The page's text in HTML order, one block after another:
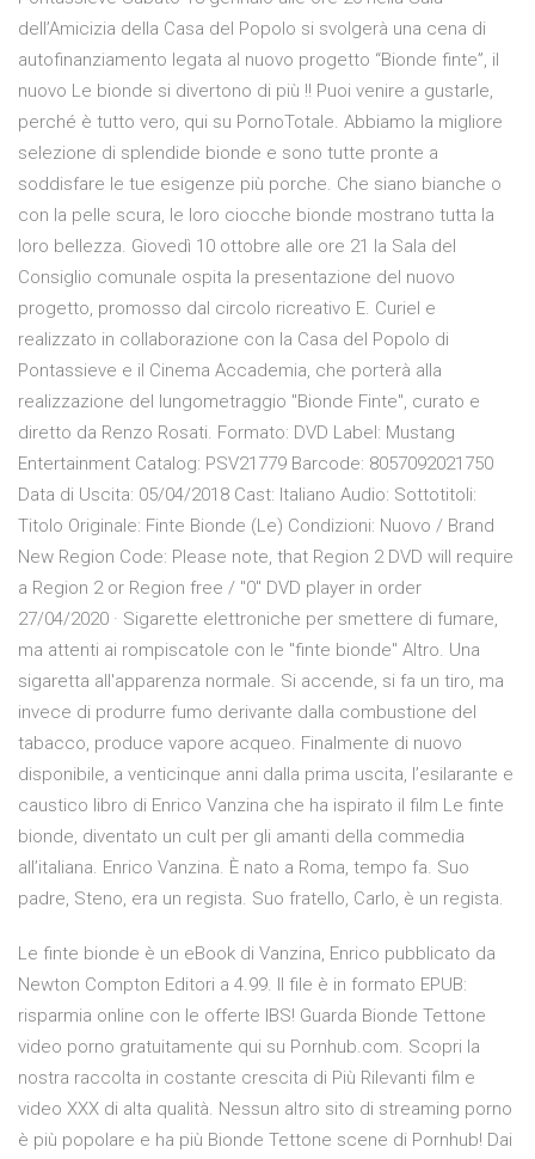
dell’Amicizia della Casa del Popolo si svolgerà una cena di
autofinanziamento legata al nuovo progetto “Bionde finte”, il
nuovo Le bionde si divertono di più !! Puoi venire a gustarle,
perché è tutto vero, qui su PornoTotale. Abbiamo la migliore
selezione di splendide bionde e sono tutte pronte a
soddisfare le tue esigenze più porche. Che siano bianche o
con la pelle scura, le loro ciocche bionde mostrano tutta la
loro bellezza. Giovedì 10 ottobre alle ore 21 la Sala del
Consiglio comunale ospita la presentazione del nuovo
progetto, promosso dal circolo ricreativo E. Curiel e
realizzato in collaborazione con la Casa del Popolo di
Pontassieve e il Cinema Accademia, che porterà alla
realizzazione del lungometraggio "Bionde Finte", curato e
diretto da Renzo Rosati. Formato: DVD Label: Mustang
Entertainment Catalog: PSV21779 Barcode: 8057092021750
Data di Uscita: 05/04/2018 Cast: Italiano Audio: Sottotitoli:
Titolo Originale: Finte Bionde (Le) Condizioni: Nuovo / Brand
New Region Code: Please note, that Region 2 DVD will require
a Region 2 or Region free / "0" DVD player in order
27/04/2020 · Sigarette elettroniche per smettere di fumare,
ma attenti ai rompiscatole con le "finte bionde" Altro. Una
sigaretta all'apparenza normale. Si accende, si fa un tiro, ma
invece di produrre fumo derivante dalla combustione del
tabacco, produce vapore acqueo. Finalmente di nuovo
disponibile, a venticinque anni dalla prima uscita, l’esilarante e
caustico libro di Enrico Vanzina che ha ispirato il film Le finte
bionde, diventato un cult per gli amanti della commedia
all’italiana. Enrico Vanzina. È nato a Roma, tempo fa. Suo
padre, Steno, era un regista. Suo fratello, Carlo, è un regista.
Le finte bionde è un eBook di Vanzina, Enrico pubblicato da
Newton Compton Editori a 4.99. Il file è in formato EPUB:
risparmia online con le offerte IBS! Guarda Bionde Tettone
video porno gratuitamente qui su Pornhub.com. Scopri la
nostra raccolta in costante crescita di Più Rilevanti film e
video XXX di alta qualità. Nessun altro sito di streaming porno
è più popolare e ha più Bionde Tettone scene di Pornhub! Dai